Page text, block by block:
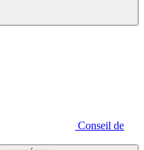
Conseil de